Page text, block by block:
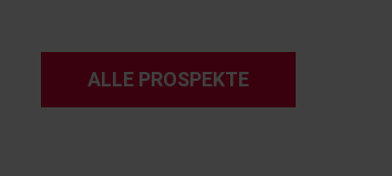
ALLE PROSPEKTE